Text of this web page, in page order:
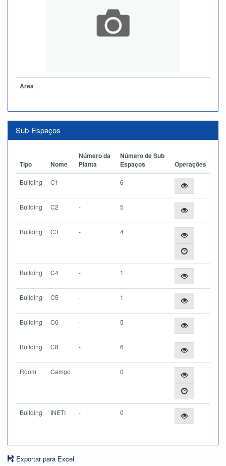
Àrea
Sub-Espaços
Tipo Nome
Número da
Planta
Número de Sub
Espaços
Operações
Building C1 - 6
Building C2 - 5
Building C3 - 4
Building C4 - 1
Building C5 - 1
Building C6 - 5
Building C8 - 6
Room Campo 0
Building INETI - 0
Exportar para Excel